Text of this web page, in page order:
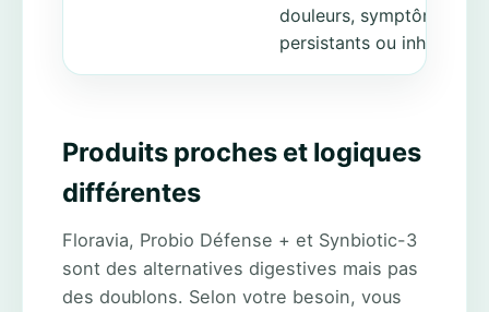
douleurs, symptômes
persistants ou inhabituels
Produits proches et logiques
différentes
Floravia, Probio Défense + et Synbiotic-3
sont des alternatives digestives mais pas
des doublons. Selon votre besoin, vous